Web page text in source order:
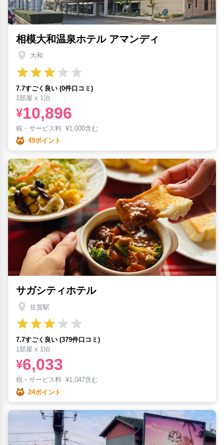
相模大和温泉ホテル アマンディ
大和
7.7すごく良い (0件口コミ)
1部屋 x 1泊
¥10,896
税・サービス料 ¥1,000含む
49ポイント
サガシティホテル
佐賀駅
7.7すごく良い (379件口コミ)
1部屋 x 1泊
¥6,033
税・サービス料 ¥1,047含む
24ポイント